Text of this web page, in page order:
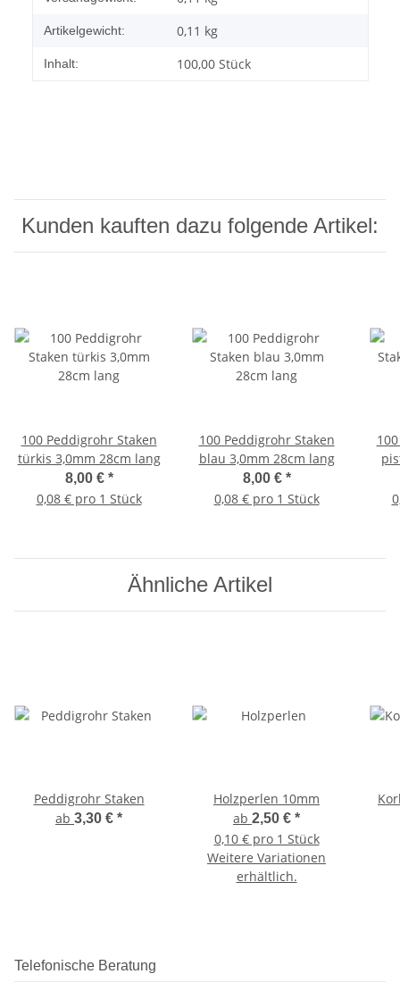
Artikelgewicht: 0,11 kg
Inhalt: 100,00 Stück
Kunden kauften dazu folgende Artikel:
100 Peddigrohr Staken
türkis 3,0mm 28cm lang
8,00 € *
0,08 € pro 1 Stück
100 Peddigrohr Staken
blau 3,0mm 28cm lang
8,00 € *
0,08 € pro 1 Stück
Ähnliche Artikel
Peddigrohr Staken
ab 3,30 € *
Holzperlen 10mm
ab 2,50 € *
0,10 € pro 1 Stück
Weitere Variationen
erhältlich.
Telefonische Beratung